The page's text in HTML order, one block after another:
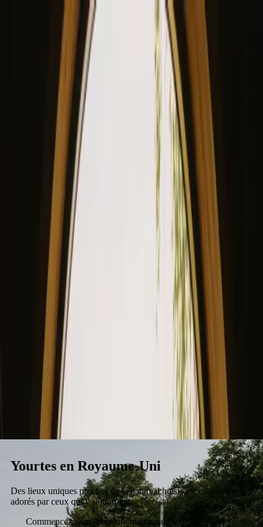
View our site in English? Click here
Carte-cadeau
Yourtes en Royaume-Uni
Des lieux uniques proches de la nature, choisis avec soin et
adorés par ceux qui y séjournent.
Commencez votre aventure maintenant